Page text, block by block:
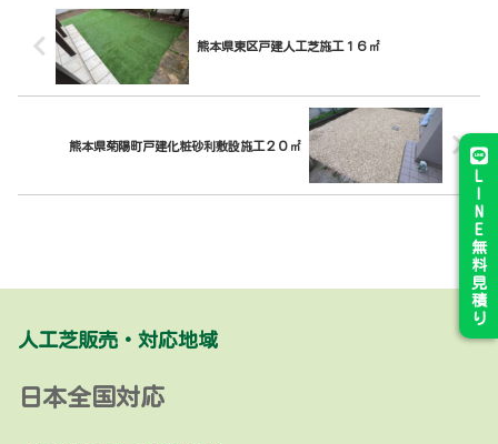
熊本県東区戸建人工芝施工１６㎡
熊本県菊陽町戸建化粧砂利敷設施工２０㎡
L
N
E
無
料
見
積
り
人工芝販売・対応地域
日本全国対応